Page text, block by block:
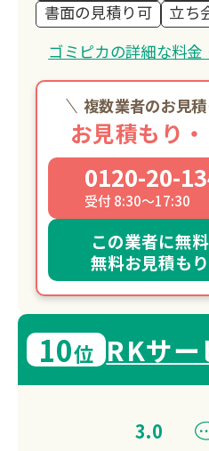
書面の見積り可
立ち
ゴミピカの詳細な料金
複数業者のお見
お見積もり
0120-20-
受付 8:30～17:30
この業者に無
無料お見積もり
10位 RKサ
3.0